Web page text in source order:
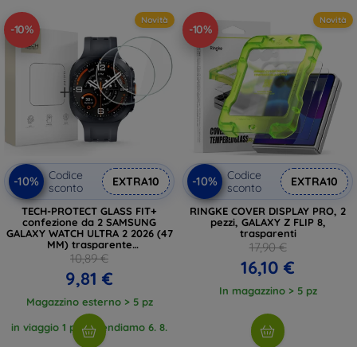
-10%
Novità
-10%
Codice
sconto
EXTRA10
TECH-PROTECT GLASS FIT+
confezione da 2 SAMSUNG
GALAXY WATCH ULTRA 2 2026 (47
MM) trasparente
(5906302324668)
10,89 €
9,81 €
Magazzino esterno > 5 pz
in viaggio 1 pz, attendiamo 6. 8.
2026
-10%
Novità
-10%
Codice
sconto
EXTRA10
RINGKE COVER DISPLAY PRO, 2
pezzi, GALAXY Z FLIP 8,
trasparenti
17,90 €
16,10 €
In magazzino > 5 pz